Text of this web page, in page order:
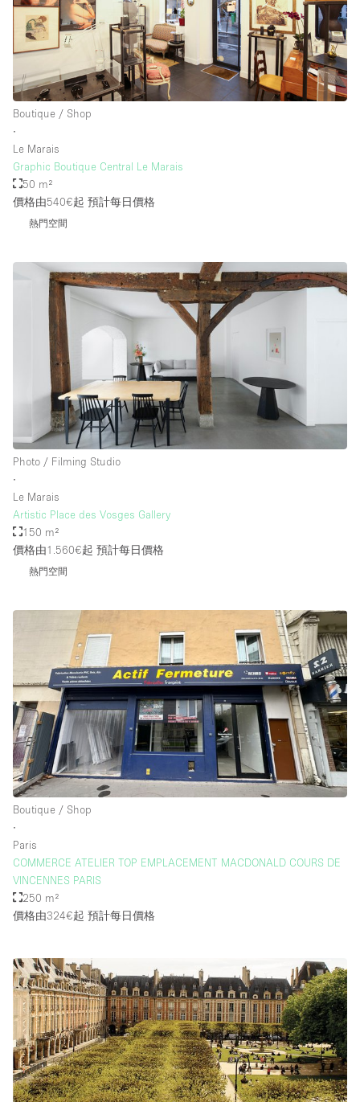
Boutique / Shop
∙
Le Marais
Graphic Boutique Central Le Marais
50 m²
價格由540€起 預計每日價格
熱門空間
Photo / Filming Studio
∙
Le Marais
Artistic Place des Vosges Gallery
150 m²
價格由1.560€起 預計每日價格
熱門空間
Boutique / Shop
∙
Paris
COMMERCE ATELIER TOP EMPLACEMENT MACDONALD COURS DE
VINCENNES PARIS
250 m²
價格由324€起 預計每日價格